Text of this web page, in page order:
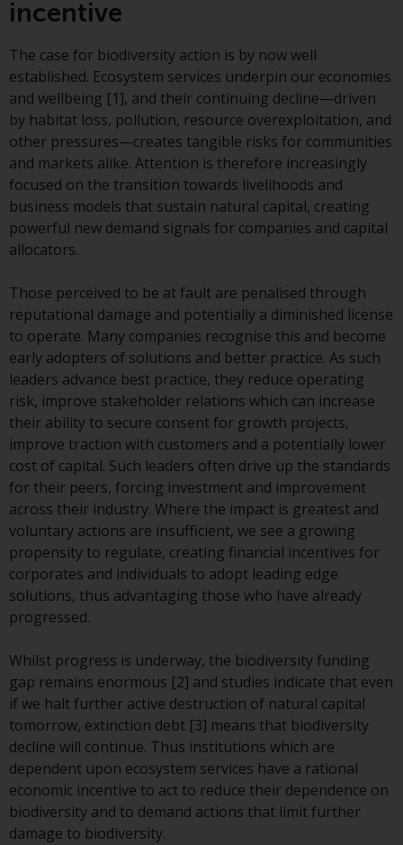
Zugang unterliegt lokalen
Obwohl Sie ein Land ausgewählt
haben, richtet sich diese Website
nicht an eine bestimmte
Gerichtsbarkeit und Sie betreten
eine globale Website. Auf dieser
Website erwähnte Produkte oder
Dienstleistungen unterliegen
gesetzlichen und behördlichen
Anforderungen und sind
Gerichtsbarkeiten verfügbar. Auf
dieser Website erwähnte
Produkte oder Dienstleistungen
werden auf der Grundlage
bestimmter Registrierungen in
relevanten Gerichtsbarkeiten
gemäß den Europäischen
Richtlinien zur Koordinierung von
Gesetzen, Vorschriften und
Verwaltungsvorschriften in Bezug
auf Organismen für gemeinsame
Anlagen in Wertpapieren
(UCITS/OGAW) (Richtlinie
2009/65/EG ) und die Richtlinie
über die Verwalter alternativer
Investmentfonds (Richtlinie
entsprechenden Regelungen, die
diese Regelungen in britisches
Recht umgesetzt und dann beim
Austritt des Vereinigten
Königreichs aus der Europäischen
Union ersetzt haben; es kann
jedoch zusätzliche Anforderungen
oder Formalitäten geben, die Ihre
Anlage verbieten.
incentive
The case for biodiversity action is by now well
established. Ecosystem services underpin our economies
and wellbeing [1], and their continuing decline—driven
by habitat loss, pollution, resource overexploitation, and
other pressures—creates tangible risks for communities
and markets alike. Attention is therefore increasingly
focused on the transition towards livelihoods and
business models that sustain natural capital, creating
powerful new demand signals for companies and capital
allocators.
Those perceived to be at fault are penalised through
reputational damage and potentially a diminished license
to operate. Many companies recognise this and become
early adopters of solutions and better practice. As such
leaders advance best practice, they reduce operating
risk, improve stakeholder relations which can increase
their ability to secure consent for growth projects,
improve traction with customers and a potentially lower
cost of capital. Such leaders often drive up the standards
for their peers, forcing investment and improvement
across their industry. Where the impact is greatest and
voluntary actions are insufficient, we see a growing
propensity to regulate, creating financial incentives for
corporates and individuals to adopt leading edge
solutions, thus advantaging those who have already
progressed.
Whilst progress is underway, the biodiversity funding
gap remains enormous [2] and studies indicate that even
if we halt further active destruction of natural capital
tomorrow, extinction debt [3] means that biodiversity
decline will continue. Thus institutions which are
dependent upon ecosystem services have a rational
economic incentive to act to reduce their dependence on
biodiversity and to demand actions that limit further
damage to biodiversity.